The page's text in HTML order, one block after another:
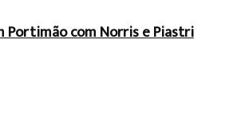
Portimão com Norris e Piastri